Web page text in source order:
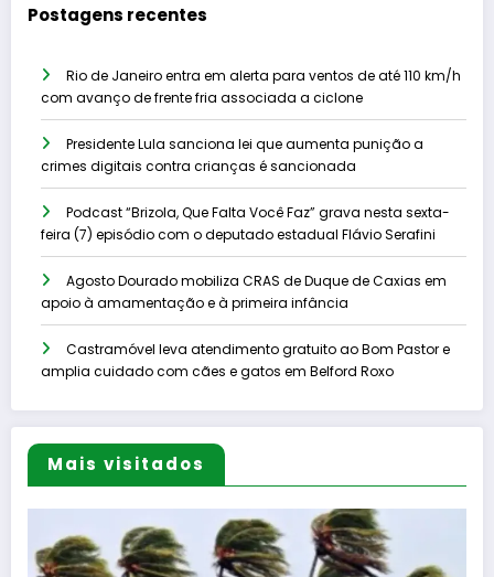
Postagens recentes
Rio de Janeiro entra em alerta para ventos de até 110 km/h
com avanço de frente fria associada a ciclone
Presidente Lula sanciona lei que aumenta punição a
crimes digitais contra crianças é sancionada
Podcast “Brizola, Que Falta Você Faz” grava nesta sexta-
feira (7) episódio com o deputado estadual Flávio Serafini
Agosto Dourado mobiliza CRAS de Duque de Caxias em
apoio à amamentação e à primeira infância
Castramóvel leva atendimento gratuito ao Bom Pastor e
amplia cuidado com cães e gatos em Belford Roxo
Mais visitados